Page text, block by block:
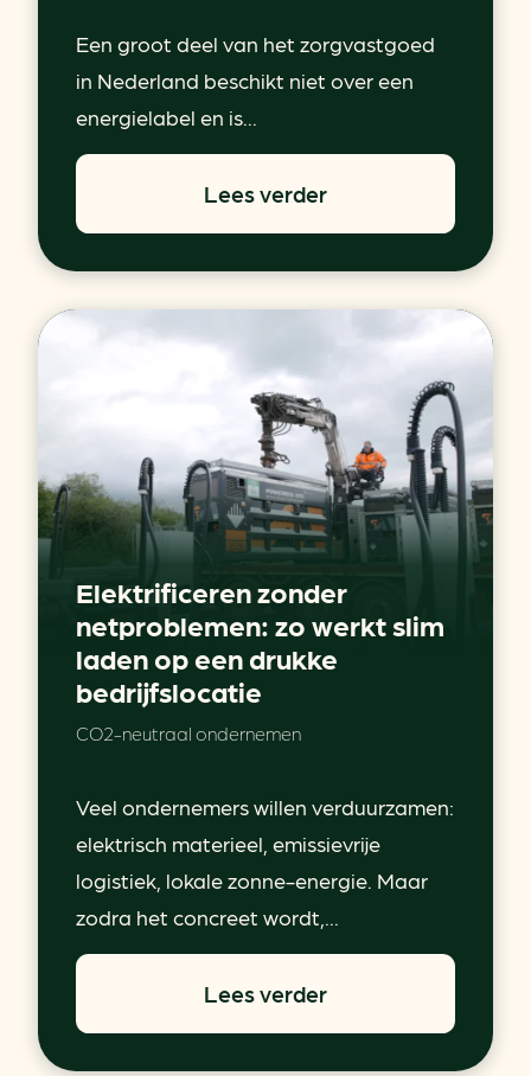
Een groot deel van het zorgvastgoed
in Nederland beschikt niet over een
energielabel en is...
Lees verder
Elektrificeren zonder
netproblemen: zo werkt slim
laden op een drukke
bedrijfslocatie
CO2-neutraal ondernemen
Veel ondernemers willen verduurzamen:
elektrisch materieel, emissievrije
logistiek, lokale zonne-energie. Maar
zodra het concreet wordt,...
Lees verder